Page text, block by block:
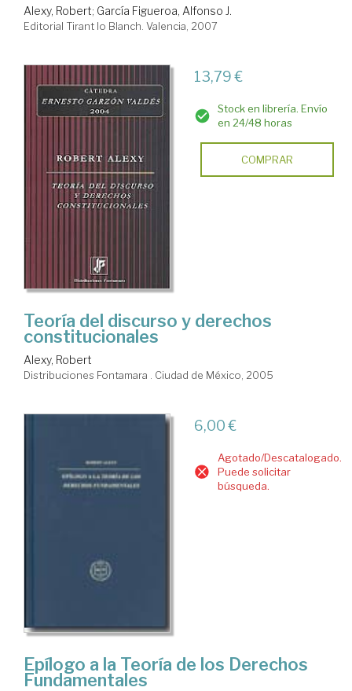
Alexy, Robert; García Figueroa, Alfonso J.
Editorial Tirant lo Blanch. Valencia, 2007
13,79 €
Stock en librería. Envío
en 24/48 horas
COMPRAR
Teoría del discurso y derechos
constitucionales
Alexy, Robert
Distribuciones Fontamara . Ciudad de México, 2005
6,00 €
Agotado/Descatalogado.
Puede solicitar
búsqueda.
Epílogo a la Teoría de los Derechos
Fundamentales